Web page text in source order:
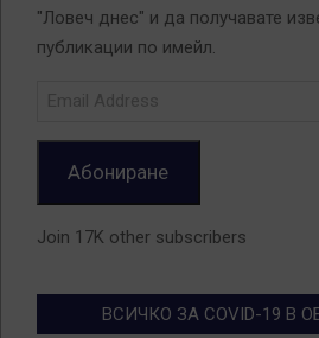
"Ловеч днес" и да получавате
публикации по имейл.
Абониране
Join 17K other subscribers
ВСИЧКО ЗА COVID-19 В